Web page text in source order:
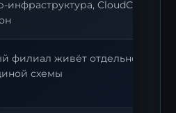
инфраструктура, CloudCT,
филиал живёт отдельно,
схемы